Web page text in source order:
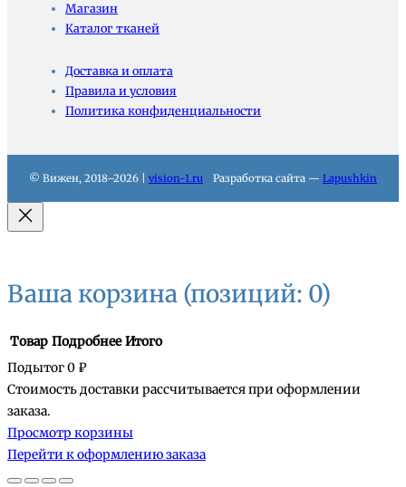
Магазин
Каталог тканей
Доставка и оплата
Правила и условия
Политика конфиденциальности
© Вижен, 2018–2026 | vision-1.ru Разработка сайта — Lapushkin
Ваша корзина (позиций: 0)
Товары
в
корзине
Товар Подробнее Итого
Подытог0 ₽
Стоимость доставки рассчитывается при оформлении
заказа.
Просмотр корзины
Перейти к оформлению заказа